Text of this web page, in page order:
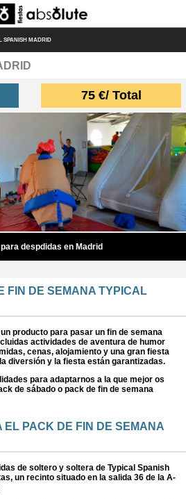
SPANISH MADRID
75€/ Total
despdidas en Madrid
FIN DE SEMANA TYPICAL
producto para pasar un fin de semana
actividades de aventura de humor
cenas, alojamiento y una gran fiesta
diversión y la fiesta están garantizadas.
para adaptarnos a la que mejor os
de sábado o pack de fin de semana
EL PACK DE FIN DE SEMANA
de soltero y soltera de Typical Spanish
un recinto situado en la salida 36 de la A-